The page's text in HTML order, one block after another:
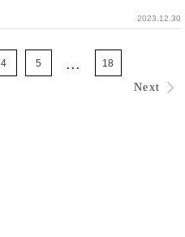
2023.12.30
4 5 ... 18
Next